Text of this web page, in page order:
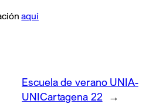
aquí
Escuela de verano UNIA-
UNICartagena 22
→